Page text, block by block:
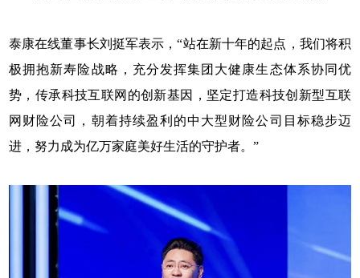
泰康在线董事长刘挺军表示，“站在新十年的起点，我们将积
极拥抱新寿险战略，充分发挥集团大健康生态体系协同优
势，传承科技互联网的创新基因，坚定打造科技创新型互联
网财险公司，朝着持续盈利的中大型财险公司目标稳步迈
进，努力成为亿万家庭美好生活的守护者。”